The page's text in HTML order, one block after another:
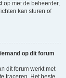
op met de beheerder,
kan sturen of
op dit forum
dit forum werkt met
traceren. Het beste